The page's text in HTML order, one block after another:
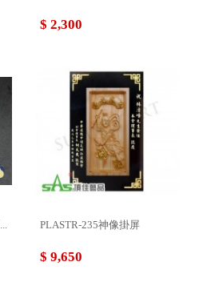
$ 2,300
PLASTR-235神像掛屏
$ 9,650